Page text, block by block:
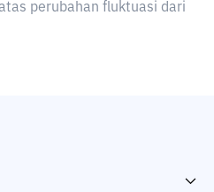
perubahan fluktuasi dari